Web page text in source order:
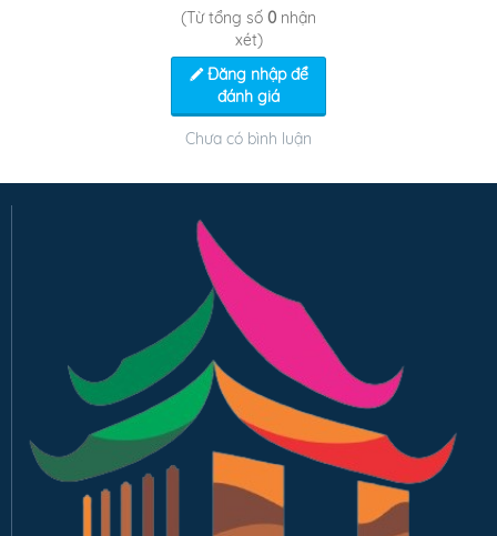
(Từ tổng số 0 nhận
xét)
Đăng nhập để
đánh giá
Chưa có bình luận